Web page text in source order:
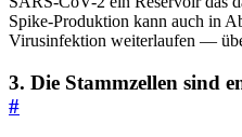
Spike-Produktion kann auch in
Virusinfektion weiterlaufen —
3. Die Stammzellen sind
#